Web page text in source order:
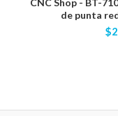
CNC Shop - BT-
de punta